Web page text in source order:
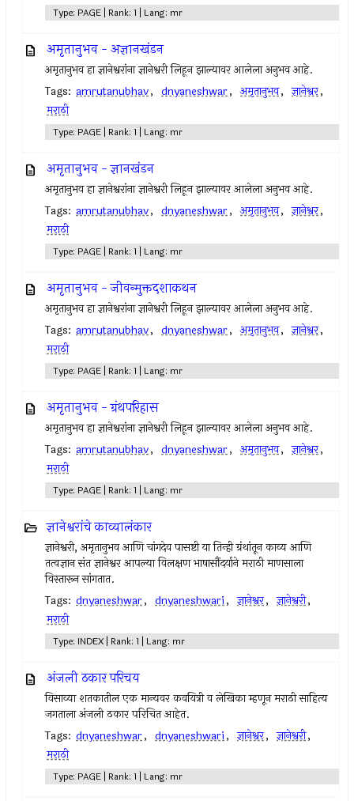
Type: PAGE | Rank: 1 | Lang: mr
अमृतानुभव - अज्ञानखंडन
अमृतानुभव हा ज्ञानेश्वरांना ज्ञानेश्वरी लिहून झाल्यावर आलेला अनुभव आहे.
Tags: amrutanubhav, dnyaneshwar, अमृतानुभव, ज्ञानेश्वर,
मराठी
Type: PAGE | Rank: 1 | Lang: mr
अमृतानुभव - ज्ञानखंडन
अमृतानुभव हा ज्ञानेश्वरांना ज्ञानेश्वरी लिहून झाल्यावर आलेला अनुभव आहे.
Tags: amrutanubhav, dnyaneshwar, अमृतानुभव, ज्ञानेश्वर,
मराठी
Type: PAGE | Rank: 1 | Lang: mr
अमृतानुभव - जीवन्मुक्तदशाकथन
अमृतानुभव हा ज्ञानेश्वरांना ज्ञानेश्वरी लिहून झाल्यावर आलेला अनुभव आहे.
Tags: amrutanubhav, dnyaneshwar, अमृतानुभव, ज्ञानेश्वर,
मराठी
Type: PAGE | Rank: 1 | Lang: mr
अमृतानुभव - ग्रंथपरिहास
अमृतानुभव हा ज्ञानेश्वरांना ज्ञानेश्वरी लिहून झाल्यावर आलेला अनुभव आहे.
Tags: amrutanubhav, dnyaneshwar, अमृतानुभव, ज्ञानेश्वर,
मराठी
Type: PAGE | Rank: 1 | Lang: mr
ज्ञानेश्वरांचे काव्यालंकार
ज्ञानेश्वरी, अमृतानुभव आणि चांगदेव पासष्टी या तिन्ही ग्रंथांतून काव्य आणि
तत्वज्ञान संत ज्ञानेश्वर आपल्या विलक्षण भाषासौंदर्याने मराठी माणसाला
विस्तारून सांगतात.
Tags: dnyaneshwar, dnyaneshwari, ज्ञानेश्वर, ज्ञानेश्वरी,
मराठी
Type: INDEX | Rank: 1 | Lang: mr
अंजली ठकार परिचय
विसाव्या शतकातील एक मान्यवर कवयित्री व लेखिका म्हणून मराठी साहित्य
जगताला अंजली ठकार परिचित आहेत.
Tags: dnyaneshwar, dnyaneshwari, ज्ञानेश्वर, ज्ञानेश्वरी,
मराठी
Type: PAGE | Rank: 1 | Lang: mr